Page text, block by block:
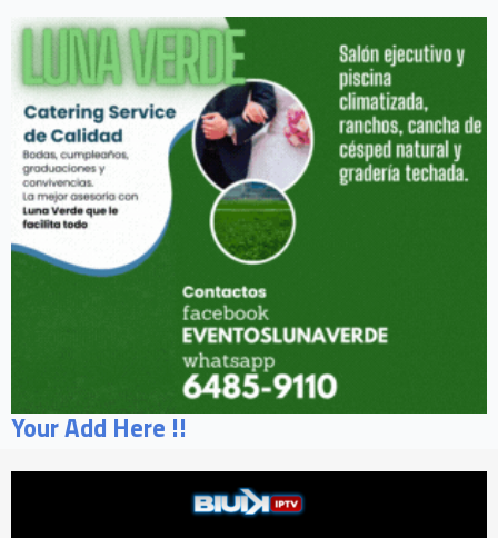
Your Add Here !!